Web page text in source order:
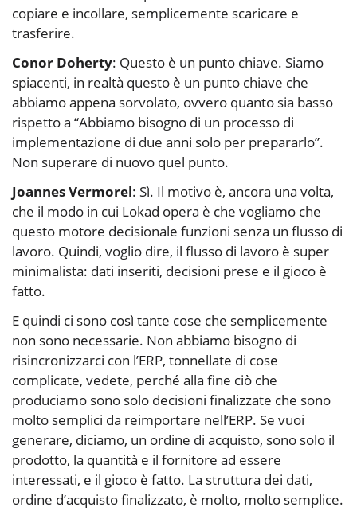
copiare e incollare, semplicemente scaricare e
trasferire.
Conor Doherty: Questo è un punto chiave. Siamo
spiacenti, in realtà questo è un punto chiave che
abbiamo appena sorvolato, ovvero quanto sia basso
rispetto a “Abbiamo bisogno di un processo di
implementazione di due anni solo per prepararlo”.
Non superare di nuovo quel punto.
Joannes Vermorel: Sì. Il motivo è, ancora una volta,
che il modo in cui Lokad opera è che vogliamo che
questo motore decisionale funzioni senza un flusso di
lavoro. Quindi, voglio dire, il flusso di lavoro è super
minimalista: dati inseriti, decisioni prese e il gioco è
fatto.
E quindi ci sono così tante cose che semplicemente
non sono necessarie. Non abbiamo bisogno di
risincronizzarci con l’ERP, tonnellate di cose
complicate, vedete, perché alla fine ciò che
produciamo sono solo decisioni finalizzate che sono
molto semplici da reimportare nell’ERP. Se vuoi
generare, diciamo, un ordine di acquisto, sono solo il
prodotto, la quantità e il fornitore ad essere
interessati, e il gioco è fatto. La struttura dei dati,
ordine d’acquisto finalizzato, è molto, molto semplice.